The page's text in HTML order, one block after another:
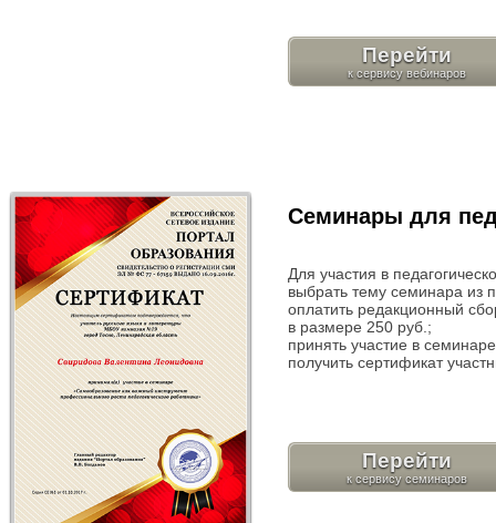
Перейти
к сервису вебинаров
Семинары для
Для участия в
выбрать тему семинара из
оплатить редакционный
в размере 250 руб.;
принять участие в
получить сертификат
Перейти
к сервису семинаров